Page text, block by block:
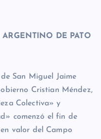
ARGENTINO DE PATO
San Miguel Jaime
Cristian Méndez,
Colectiva» y
comenzó el fin de
valor del Campo